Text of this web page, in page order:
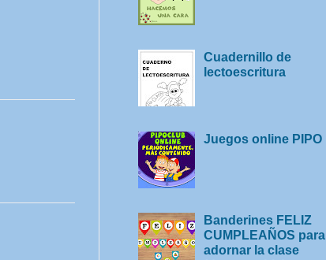
Cuadernillo de
lectoescritura
Juegos online PIPO
Banderines FELIZ
CUMPLEAÑOS para
adornar la clase